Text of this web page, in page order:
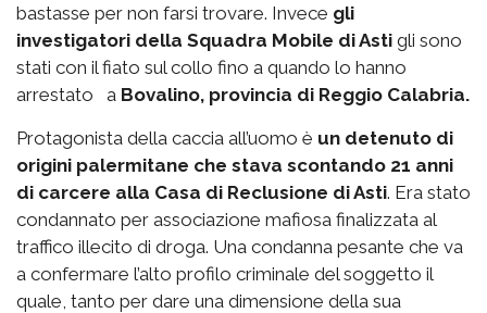
bastasse per non farsi trovare. Invece gli
investigatori della Squadra Mobile di Asti gli sono
stati con il fiato sul collo fino a quando lo hanno
arrestato a Bovalino, provincia di Reggio Calabria.
Protagonista della caccia all’uomo è un detenuto di
origini palermitane che stava scontando 21 anni
di carcere alla Casa di Reclusione di Asti. Era stato
condannato per associazione mafiosa finalizzata al
traffico illecito di droga. Una condanna pesante che va
a confermare l’alto profilo criminale del soggetto il
quale, tanto per dare una dimensione della sua